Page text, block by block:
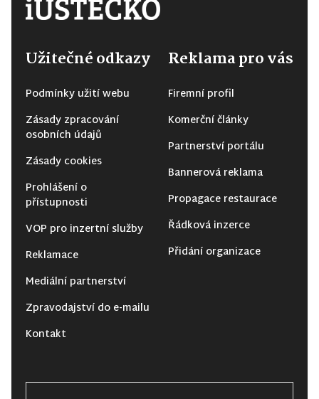
Užitečné odkazy
Podmínky užití webu
Zásady zpracování
osobních údajů
Zásady cookies
Prohlášení o
přístupnosti
VOP pro inzertní služby
Reklamace
Mediální partnerství
Zpravodajství do e-mailu
Kontakt
Reklama pro vás
Firemní profil
Komerční články
Partnerství portálu
Bannerová reklama
Propagace restaurace
Řádková inzerce
Přidání organizace